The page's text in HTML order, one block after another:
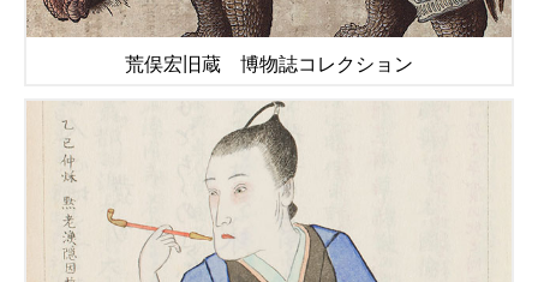
荒俣宏旧蔵 博物誌コレクション